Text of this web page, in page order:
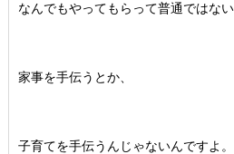
なんでもやってもらって普通ではない
家事を手伝うとか、
子育てを手伝うんじゃないんですよ。